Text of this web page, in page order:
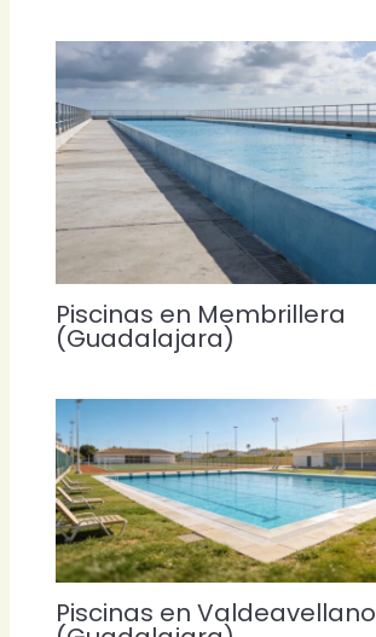
Piscinas en Membrillera
(Guadalajara)
Piscinas en Valdeavellano